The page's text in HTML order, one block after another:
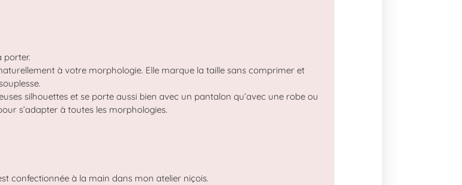
porter.
à votre morphologie. Elle marque la taille sans comprimer et
silhouettes et se porte aussi bien avec un pantalon qu’avec une robe ou
s’adapter à toutes les morphologies.
confectionnée à la main dans mon atelier niçois.